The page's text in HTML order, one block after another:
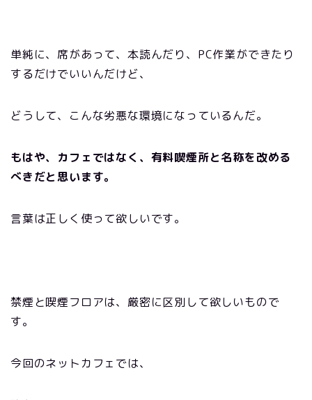
単純に、席があって、本読んだり、 PC作業ができたり
するだけでいいんだけど、
どうして、こんな劣悪な環境になっているんだ。
もはや、カフェではなく、有料喫煙所と名称を改める
べきだと思います。
言葉は正しく使って欲しいです。
禁煙と喫煙フロアは、厳密に区別して欲しいもので
す。
今回のネットカフェでは、